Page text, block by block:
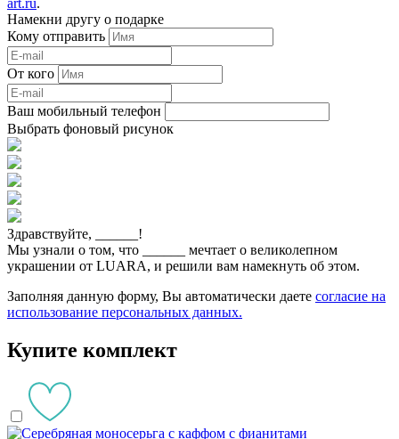
Намекни другу о подарке
Кому отправить
От кого
Ваш мобильный телефон
Выбрать фоновый рисунок
Здравствуйте,
!
Мы узнали о том, что
мечтает о великолепном
украшении от LUARA, и решили вам намекнуть об этом.
Заполняя данную форму, Вы автоматически даете согласие на
использование персональных данных.
Купите комплект